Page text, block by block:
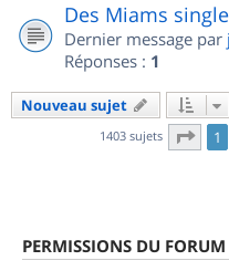
Des Miams
Dernier message par
Réponses : 1
Nouveau sujet
1403 sujets Page
1
PERMISSIONS DU FORUM